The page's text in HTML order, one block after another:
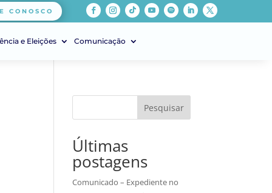
CONOSCO
e Eleições Comunicação
Pesquisar
Últimas
postagens
Comunicado – Expediente no